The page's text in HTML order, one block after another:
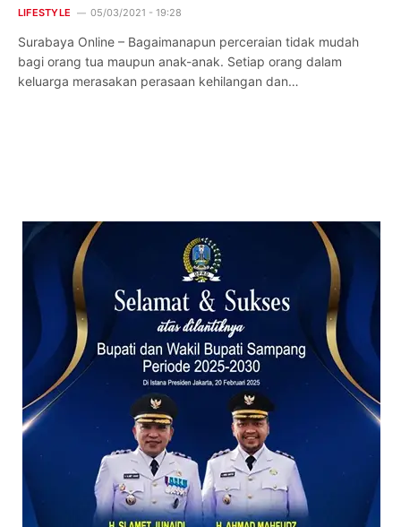
LIFESTYLE 05/03/2021 - 19:28
Surabaya Online – Bagaimanapun perceraian tidak mudah
bagi orang tua maupun anak-anak. Setiap orang dalam
keluarga merasakan perasaan kehilangan dan…